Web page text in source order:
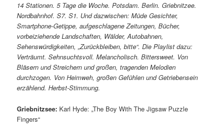
14 Stationen. 5 Tage die Woche. Potsdam. Berlin. Griebnitzee.
Nordbahnhof. S7. S1. Und dazwischen: Müde Gesichter,
Smartphone-Getippe, aufgeschlagene Zeitungen, Bücher,
vorbeiziehende Landschaften, Wälder, Autobahnen,
Sehenswürdigkeiten, „Zurückbleiben, bitte“. Die Playlist dazu:
Verträumt. Sehnsuchtsvoll. Melancholisch. Bittersweet. Von
Bläsern und Streichern und großen, tragenden Melodien
durchzogen. Von Heimweh, großen Gefühlen und Getriebensein
erzählend. Herbst-Stimmung.
Griebnitzsee: Karl Hyde: „The Boy With The Jigsaw Puzzle
Fingers“